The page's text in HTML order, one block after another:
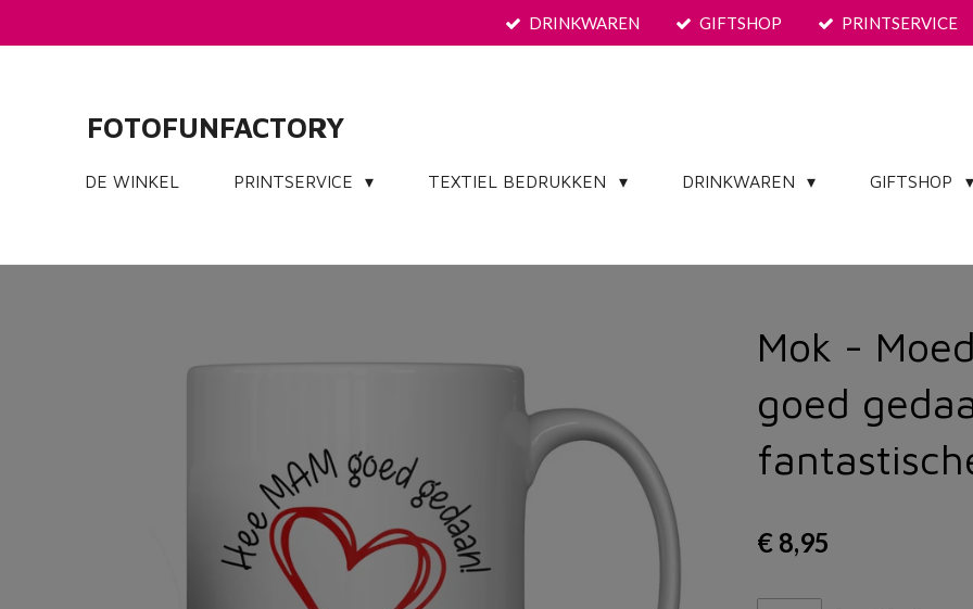
hoofdinhoud
DRINKWAREN GIFTSHOP PRINTSERVICE
FOTOFUNFACTORY
DE WINKEL PRINTSERVICE TEXTIEL BEDRUKKEN DRINKWAREN GIFTSHOP
Mok -
goed
€ 8,95